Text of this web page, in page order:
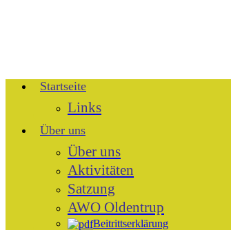
Startseite
Links
Über uns
Über uns
Aktivitäten
Satzung
AWO Oldentrup
Beitrittserklärung